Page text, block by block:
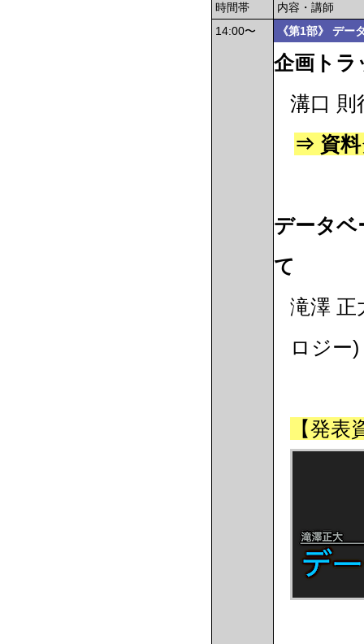
時間帯
内容・講師
14:00〜
《第1部》 デー
企画トラ
溝口 則
⇒ 資料
データ
て
滝澤 正
ロジー)
【発表